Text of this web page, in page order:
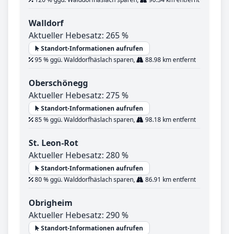
Walldorf
Aktueller Hebesatz: 265 %
Standort-Informationen aufrufen
95 % ggü. Walddorfhäslach sparen,
88.98 km entfernt
Oberschönegg
Aktueller Hebesatz: 275 %
Standort-Informationen aufrufen
85 % ggü. Walddorfhäslach sparen,
98.18 km entfernt
St. Leon-Rot
Aktueller Hebesatz: 280 %
Standort-Informationen aufrufen
80 % ggü. Walddorfhäslach sparen,
86.91 km entfernt
Obrigheim
Aktueller Hebesatz: 290 %
Standort-Informationen aufrufen